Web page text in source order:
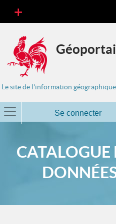
Le site de l'information
Se connecter
CATALOGUE